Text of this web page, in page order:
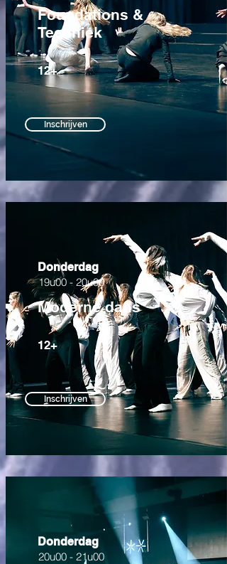
Foundations &
Techniek
12+
Inschrijven
Donderdag
19u00 - 20u00
Moderne dans
12+
Inschrijven
Donderdag
20u00 - 21u00